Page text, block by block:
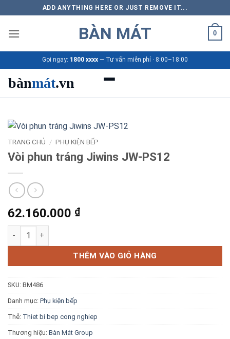
qua
nội
ADD ANYTHING HERE OR JUST REMOVE IT...
BÀN MÁT 0
Gọi ngay: 1800 xxxx — Tư vấn miễn phí · 8:00–18:00
bànmát.vn
Sản phẩm
Thương hiệu
Bảng giá 2026
Ứng dụng
Blog kiến thức
Liên hệ
TRANG CHỦ / PHỤ KIỆN BẾP
Vòi phun tráng Jiwins JW-PS12
62.160.000 ₫
Vòi phun tráng Jiwins JW-PS12 số lượng
THÊM VÀO GIỎ HÀNG
SKU: BM486
Danh mục: Phụ kiện bếp
Thẻ: Thiet bi bep cong nghiep
Thương hiệu: Bàn Mát Group